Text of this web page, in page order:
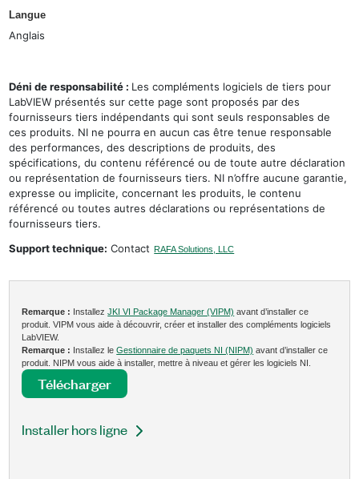
Langue
Anglais
Déni de responsabilité : Les compléments logiciels de tiers pour
LabVIEW présentés sur cette page sont proposés par des
fournisseurs tiers indépendants qui sont seuls responsables de
ces produits. NI ne pourra en aucun cas être tenue responsable
des performances, des descriptions de produits, des
spécifications, du contenu référencé ou de toute autre déclaration
ou représentation de fournisseurs tiers. NI n’offre aucune garantie,
expresse ou implicite, concernant les produits, le contenu
référencé ou toutes autres déclarations ou représentations de
fournisseurs tiers.
Support technique: Contact RAFA Solutions, LLC
Remarque : InstallezJKI VI Package Manager (VIPM) avant d’installer ce
produit. VIPM vous aide à découvrir, créer et installer des compléments logiciels
LabVIEW.
Remarque : Installez leGestionnaire de paquets NI (NIPM) avant d’installer ce
produit. NIPM vous aide à installer, mettre à niveau et gérer les logiciels NI.
Télécharger
Installer hors ligne